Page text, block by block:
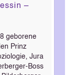
–
geborene
Prinz
Jura
Boss